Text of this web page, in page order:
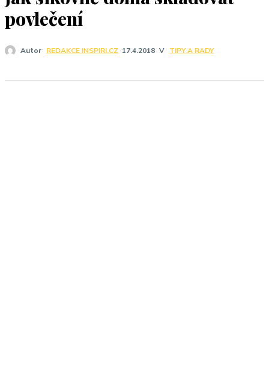
povlečení
Autor REDAKCE INSPIRI.CZ 17.4.2018 V TIPY A RADY